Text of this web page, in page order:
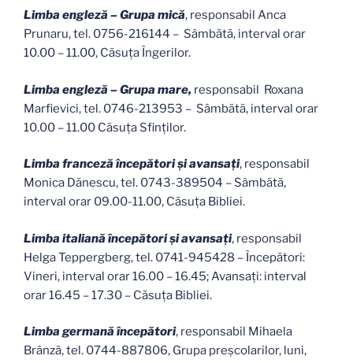
Limba engleză – Grupa mică, responsabil Anca
Prunaru, tel. 0756-216144 – Sâmbătă, interval orar
10.00 – 11.00, Căsuţa Îngerilor.
Limba engleză – Grupa mare, responsabil Roxana
Marfievici, tel. 0746-213953 – Sâmbătă, interval orar
10.00 – 11.00 Căsuța Sfinţilor.
Limba franceză începători și avansați, responsabil
Monica Dănescu, tel. 0743-389504 – Sâmbătă,
interval orar 09.00-11.00, Căsuţa Bibliei.
Limba italiană începători și avansați, responsabil
Helga Teppergberg, tel. 0741-945428 – Începători:
Vineri, interval orar 16.00 – 16.45; Avansați: interval
orar 16.45 – 17.30 – Căsuța Bibliei.
Limba germană începători, responsabil Mihaela
Brânză, tel. 0744-887806, Grupa preșcolarilor, luni,